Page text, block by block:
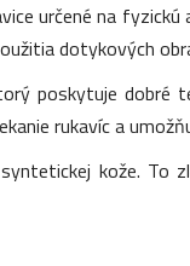
určené na
dotykových
poskytuje dobré
rukavíc a
kože. To